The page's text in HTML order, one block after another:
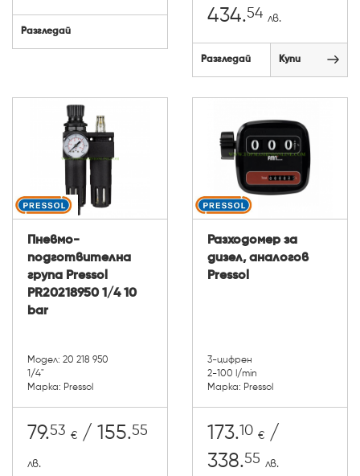
Разгледай
434.54 лв.
Разгледай Купи
Пневмо-
подготвителна
група Pressol
PR20218950 1/4 10
bar
Модел: 20 218 950
1/4"
Марка: Pressol
79.53 € / 155.55
лв.
Разходомер за
дизел, аналогов
Pressol
3-цифрен
2-100 l/min
Марка: Pressol
173.10 € /
338.55 лв.